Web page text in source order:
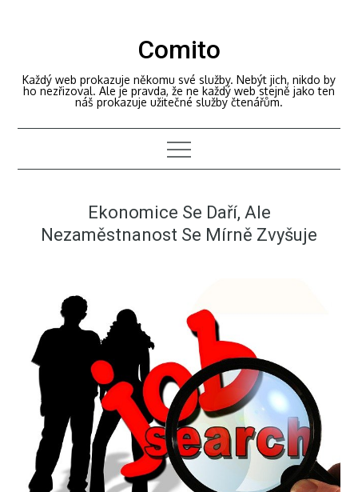
Comito
Každý web prokazuje někomu své služby. Nebýt jich, nikdo by
ho nezřizoval. Ale je pravda, že ne každý web stejně jako ten
náš prokazuje užitečné služby čtenářům.
Ekonomice Se Daří, Ale
Nezaměstnanost Se Mírně Zvyšuje